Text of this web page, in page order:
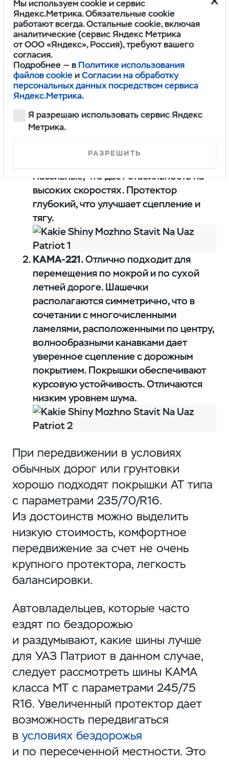
автовладельцы задумываются над
тем, какие шины устанавливают
на УАЗ Патриот обычно на теплое
время года. Для этого подходят
модели:
диагональными канавками, которые
обеспечивают отличное сцепление на
сухом и на мокром асфальтодорожном
массивные, что дает стабильность на
высоких скоростях. Протектор
глубокий, что улучшает сцепление и
тягу.
КАМА-221.Отлично подходит для
перемещения по мокрой и по сухой
летней дороге. Шашечки
располагаются симметрично, что в
сочетании с многочисленными
ламелями, расположенными по центру,
волнообразными канавками дает
уверенное сцепление с дорожным
покрытием. Покрышки обеспечивают
курсовую устойчивость. Отличаются
низким уровнем шума.
При передвижении в условиях
обычных дорог или грунтовки
хорошо подходят покрышки АТ типа
с параметрами 235/70/R16.
Из достоинств можно выделить
низкую стоимость, комфортное
передвижение за счет не очень
крупного протектора, легкость
балансировки.
Автовладельцев, которые часто
ездят по бездорожью
и раздумывают, какие шины лучше
для УАЗ Патриот в данном случае,
следует рассмотреть шины КАМА
класса МТ с параметрами 245/75
R16. Увеличенный протектор дает
возможность передвигаться
в условиях бездорожья
и по пересеченной местности. Это
Мы используем cookie и сервис
Яндекс.Метрика. Обязательные cookie
работают всегда. Остальные cookie, включая
аналитические (сервис Яндекс Метрика
от ООО «Яндекс», Россия), требуют вашего
согласия.
Подробнее — в Политике использования
файлов cookie иСогласии на обработку
персональных данных посредством сервиса
Яндекс.Метрика.
Я разрешаю использовать сервис Яндекс
Метрика.
РАЗРЕШИТЬ